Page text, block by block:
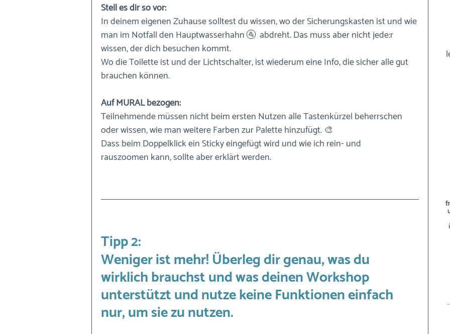
Stell es dir so vor:
In deinem eigenen Zuhause solltest du wissen, wo der Sicherungskasten ist und wie
man im Notfall den Hauptwasserhahn 🚰  abdreht. Das muss aber nicht jede:r
wissen, der dich besuchen kommt.
Wo die Toilette ist und der Lichtschalter, ist wiederum eine Info, die sicher alle gut
brauchen können.
Auf MURAL bezogen:
Teilnehmende müssen nicht beim ersten Nutzen alle Tastenkürzel beherrschen
oder wissen, wie man weitere Farben zur Palette hinzufügt. 🎨
Dass beim Doppelklick ein Sticky eingefügt wird und wie ich rein- und
rauszoomen kann, sollte aber erklärt werden.
Tipp 2:
Weniger ist mehr! Überleg dir genau, was du
wirklich brauchst und was deinen Workshop
unterstützt und nutze keine Funktionen einfach
nur, um sie zu nutzen.